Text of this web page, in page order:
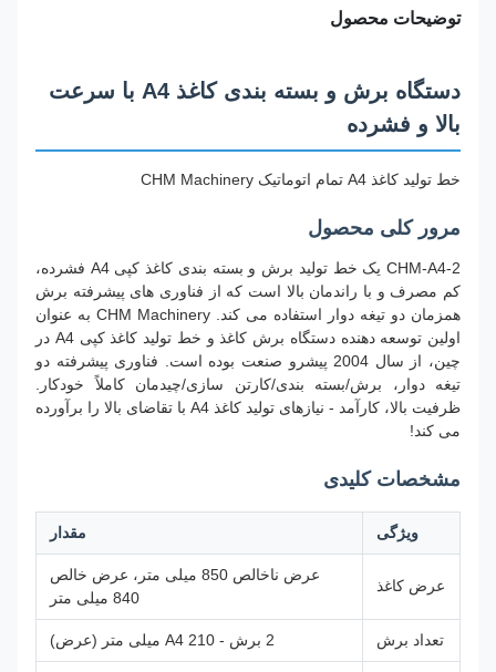
توضیحات محصول
دستگاه برش و بسته بندی کاغذ A4 با سرعت
بالا و فشرده
خط تولید کاغذ A4 تمام اتوماتیک CHM Machinery
مرور کلی محصول
CHM-A4-2 یک خط تولید برش و بسته بندی کاغذ کپی A4 فشرده،
کم مصرف و با راندمان بالا است که از فناوری های پیشرفته برش
همزمان دو تیغه دوار استفاده می کند. CHM Machinery به عنوان
اولین توسعه دهنده دستگاه برش کاغذ و خط تولید کاغذ کپی A4 در
چین، از سال 2004 پیشرو صنعت بوده است. فناوری پیشرفته دو
تیغه دوار، برش/بسته بندی/کارتن سازی/چیدمان کاملاً خودکار.
ظرفیت بالا، کارآمد - نیازهای تولید کاغذ A4 با تقاضای بالا را برآورده
می کند!
مشخصات کلیدی
ویژگی
عرض کاغذ
عرض ناخالص 850 میلی متر، عرض خالص
تعداد برش